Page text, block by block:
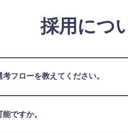
採用につ
フローを教えてください。
ですか。